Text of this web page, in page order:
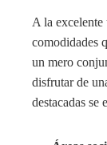
A la excelente
comodidades
un mero
disfrutar de
destacadas se